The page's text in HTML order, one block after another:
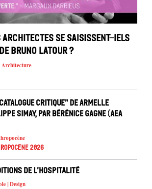
architectes se saisissent-iels
Bruno Latour ?
Architecture
critique” de Armelle
Simay, par Bérénice Gagne (AEA
2026
de l’hospitalité
| Design